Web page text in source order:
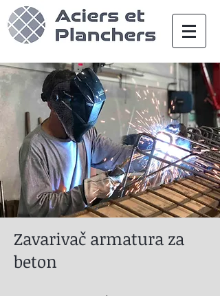
ACIERS ET PLANCHERS
Zavarivač armatura za
beton